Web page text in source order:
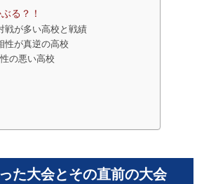
る？！
戦が多い高校と戦績
性が真逆の高校
の悪い高校
た大会とその直前の大会